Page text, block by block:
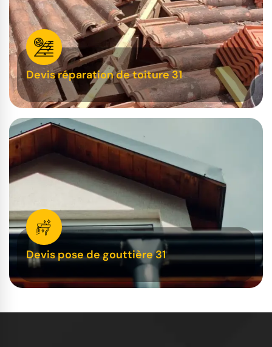
Devis réparation de toiture 31
Devis pose de gouttière 31